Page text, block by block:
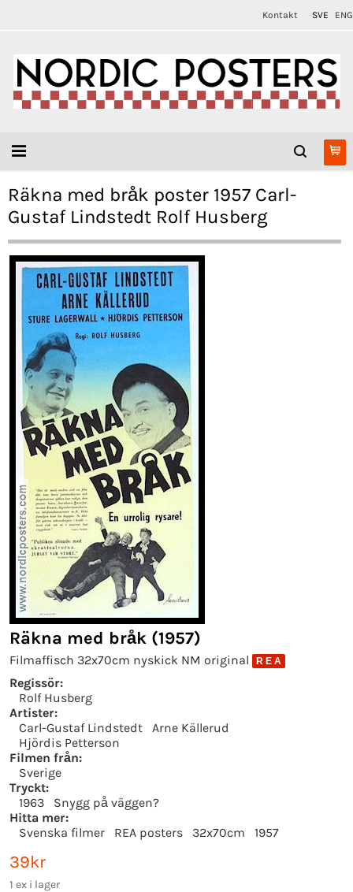
Kontakt SVE ENG
Räkna med bråk poster 1957 Carl-
Gustaf Lindstedt Rolf Husberg
Räkna med bråk (1957)
Filmaffisch 32x70cm nyskick NM original R E A
Regissör:
Rolf Husberg
Artister:
Carl-Gustaf Lindstedt
Arne Källerud
Hjördis Petterson
Filmen från:
Sverige
Tryckt:
1963
Snygg på väggen?
Hitta mer:
Svenska filmer
REA posters 32x70cm 1957
39kr
1 ex i lager